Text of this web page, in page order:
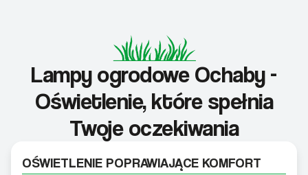
Lampy ogrodowe Ochaby -
Oświetlenie, które spełnia
Twoje oczekiwania
OŚWIETLENIE POPRAWIAJĄCE KOMFORT